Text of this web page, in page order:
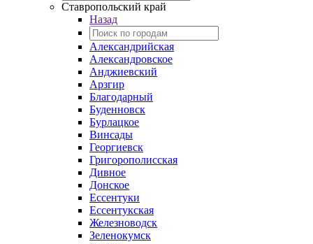
Ставропольский край
Назад
Александрийская
Александровское
Анджиевский
Арзгир
Благодарный
Буденновск
Бурлацкое
Винсады
Георгиевск
Григорополисская
Дивное
Донское
Ессентуки
Ессентукская
Железноводск
Зеленокумск